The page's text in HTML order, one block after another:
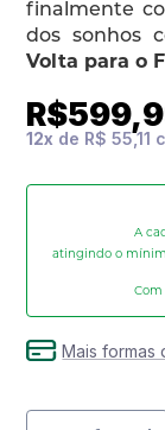
finalmente
dos sonhos
Volta para o
12x de R$ 55,11
A
atingindo o
Mais formas